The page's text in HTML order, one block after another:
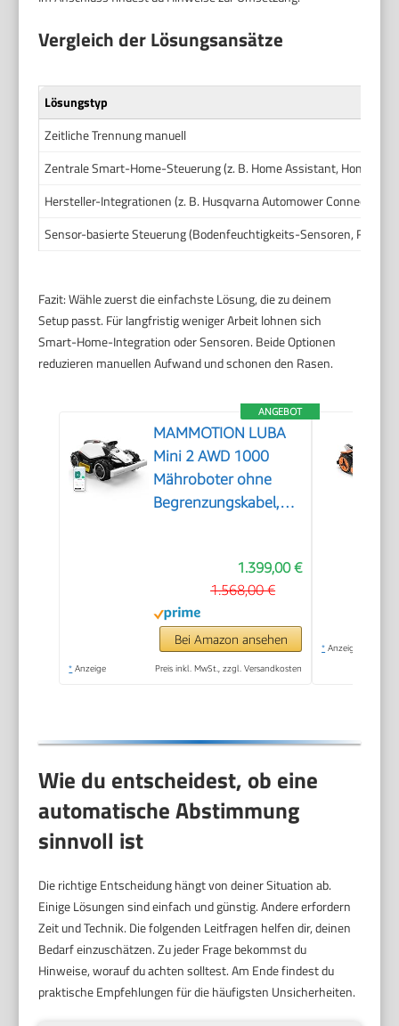
Vergleich der Lösungsansätze
Lösungstyp
Zeitliche Trennung manuell
Zentrale Smart-Home-Steuerung (z. B. Home Assistant,
Hersteller-Integrationen (z. B. Husqvarna Automower Connect,
Sensor-basierte Steuerung (Bodenfeuchtigkeits-Sensoren,
Fazit: Wähle zuerst die einfachste Lösung, die zu deinem
Setup passt. Für langfristig weniger Arbeit lohnen sich
Smart-Home-Integration oder Sensoren. Beide Optionen
reduzieren manuellen Aufwand und schonen den Rasen.
ANGEBOT
MAMMOTION LUBA
Mini 2 AWD 1000
Mähroboter ohne
Begrenzungskabel,
1.399,00 €
1.568,00 €
Bei Amazon ansehen
* Anzeige Preis inkl. MwSt., zzgl. Versandkosten
* Anzeige
Wie du entscheidest, ob eine
automatische Abstimmung
sinnvoll ist
Die richtige Entscheidung hängt von deiner Situation ab.
Einige Lösungen sind einfach und günstig. Andere erfordern
Zeit und Technik. Die folgenden Leitfragen helfen dir, deinen
Bedarf einzuschätzen. Zu jeder Frage bekommst du
Hinweise, worauf du achten solltest. Am Ende findest du
praktische Empfehlungen für die häufigsten Unsicherheiten.